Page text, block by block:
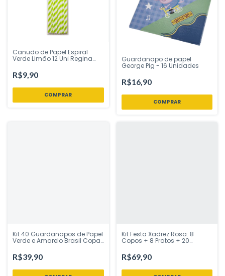
Canudo de Papel Espiral
Verde Limão 12 Uni Regina
Loja
R$9,90
Guardanapo de papel
George Pig - 16 Unidades
R$16,90
Kit 40 Guardanapos de Papel
Verde e Amarelo Brasil Copa
Dupla Silver Festas – Inspire
Sua Festa Loja
R$39,90
Kit Festa Xadrez Rosa: 8
Copos + 8 Pratos + 20
Forminhas Ponto das Festas
R$69,90